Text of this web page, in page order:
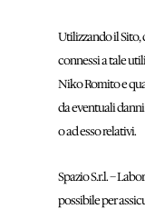
Utilizzando il Sito,
connessi a tale
Niko Romito e
da eventuali
o ad esso relativi.
Spazio S.r.l. –
possibile per